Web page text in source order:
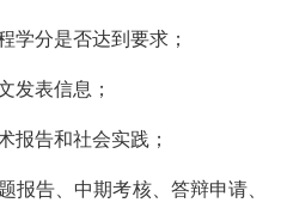
程学分是否达到要求；
文发表信息；
术报告和社会实践；
报告、中期考核、答辩申请、